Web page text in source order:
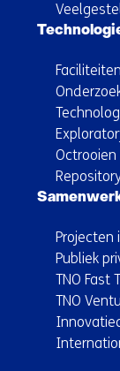
Faciliteiten
Publiek
TNO Fast
TNO